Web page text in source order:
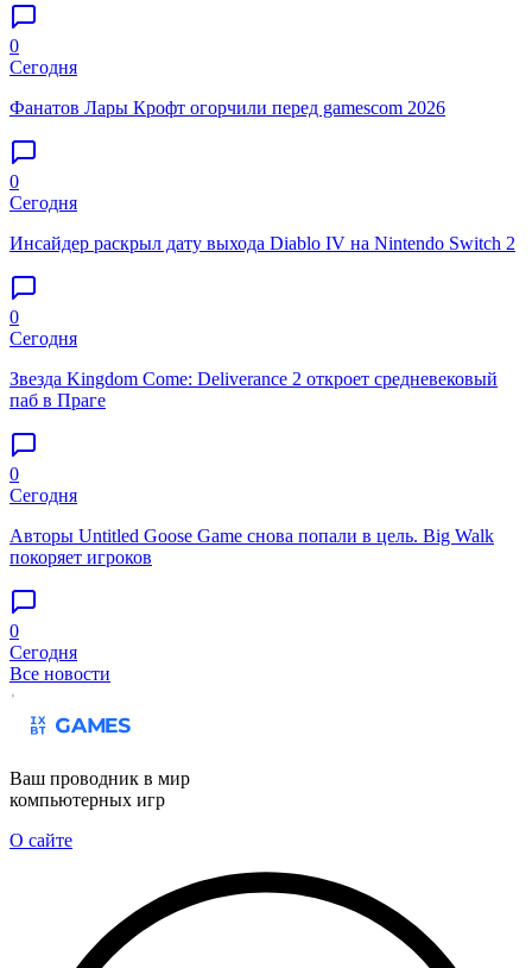
0
Сегодня
Фанатов Лары Крофт огорчили перед gamescom 2026
0
Сегодня
Инсайдер раскрыл дату выхода Diablo IV на Nintendo Switch 2
0
Сегодня
Звезда Kingdom Come: Deliverance 2 откроет средневековый
паб в Праге
0
Сегодня
Авторы Untitled Goose Game снова попали в цель. Big Walk
покоряет игроков
0
Сегодня
Все новости
Ваш проводник в мир
компьютерных игр
О сайте